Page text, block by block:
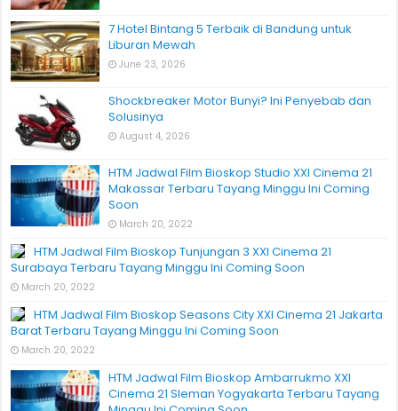
7 Hotel Bintang 5 Terbaik di Bandung untuk
Liburan Mewah
June 23, 2026
Shockbreaker Motor Bunyi? Ini Penyebab dan
Solusinya
August 4, 2026
HTM Jadwal Film Bioskop Studio XXI Cinema 21
Makassar Terbaru Tayang Minggu Ini Coming
Soon
March 20, 2022
HTM Jadwal Film Bioskop Tunjungan 3 XXI Cinema 21
Surabaya Terbaru Tayang Minggu Ini Coming Soon
March 20, 2022
HTM Jadwal Film Bioskop Seasons City XXI Cinema 21 Jakarta
Barat Terbaru Tayang Minggu Ini Coming Soon
March 20, 2022
HTM Jadwal Film Bioskop Ambarrukmo XXI
Cinema 21 Sleman Yogyakarta Terbaru Tayang